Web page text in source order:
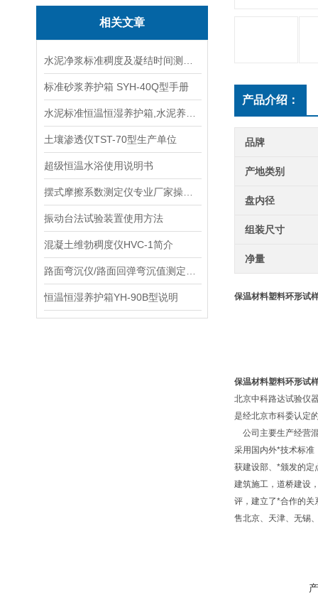
相关文章
标准砂浆养护箱 SYH-40Q型手册
土壤渗透仪TST-70型生产单位
超级恒温水浴使用说明书
振动台法试验装置使用方法
混凝土维勃稠度仪HVC-1简介
恒温恒湿养护箱YH-90B型说明
产品介绍：
品牌
产地类别
盘内径
组装尺寸
净量
保温材料塑料环形试
保温材料塑料环形试
北京中科路达试验仪
是经北京市科委认定
公司主要生产经营
采用国内外*技术标准
获建设部、*颁发的定
建筑施工，道桥建设
评，建立了*合作的关
售北京、天津、无锡